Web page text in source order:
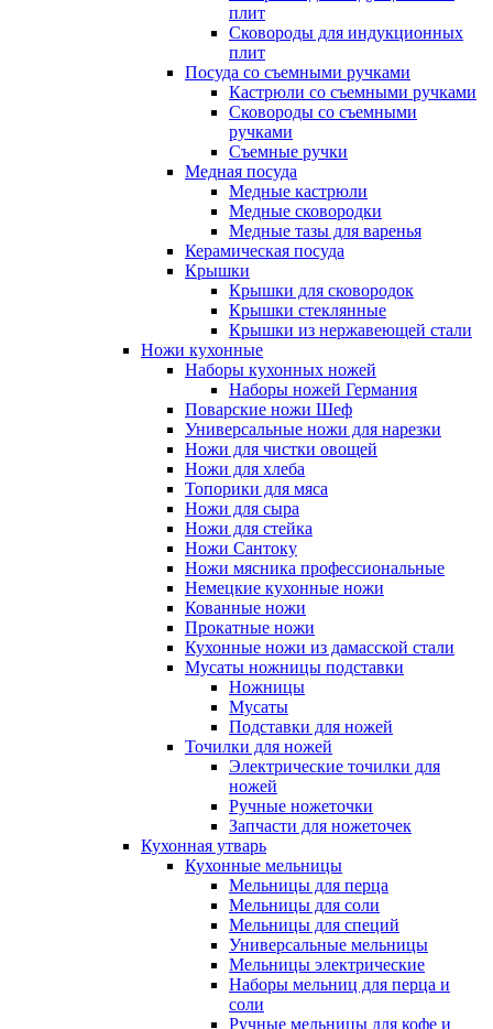
плит
Сковороды для индукционных
плит
Посуда со съемными ручками
Кастрюли со съемными ручками
Сковороды со съемными
ручками
Съемные ручки
Медная посуда
Медные кастрюли
Медные сковородки
Медные тазы для варенья
Керамическая посуда
Крышки
Крышки для сковородок
Крышки стеклянные
Крышки из нержавеющей стали
Ножи кухонные
Наборы кухонных ножей
Наборы ножей Германия
Поварские ножи Шеф
Универсальные ножи для нарезки
Ножи для чистки овощей
Ножи для хлеба
Топорики для мяса
Ножи для сыра
Ножи для стейка
Ножи Сантоку
Ножи мясника профессиональные
Немецкие кухонные ножи
Кованные ножи
Прокатные ножи
Кухонные ножи из дамасской стали
Мусаты ножницы подставки
Ножницы
Мусаты
Подставки для ножей
Точилки для ножей
Электрические точилки для
ножей
Ручные ножеточки
Запчасти для ножеточек
Кухонная утварь
Кухонные мельницы
Мельницы для перца
Мельницы для соли
Мельницы для специй
Универсальные мельницы
Мельницы электрические
Наборы мельниц для перца и
соли
Ручные мельницы для кофе и